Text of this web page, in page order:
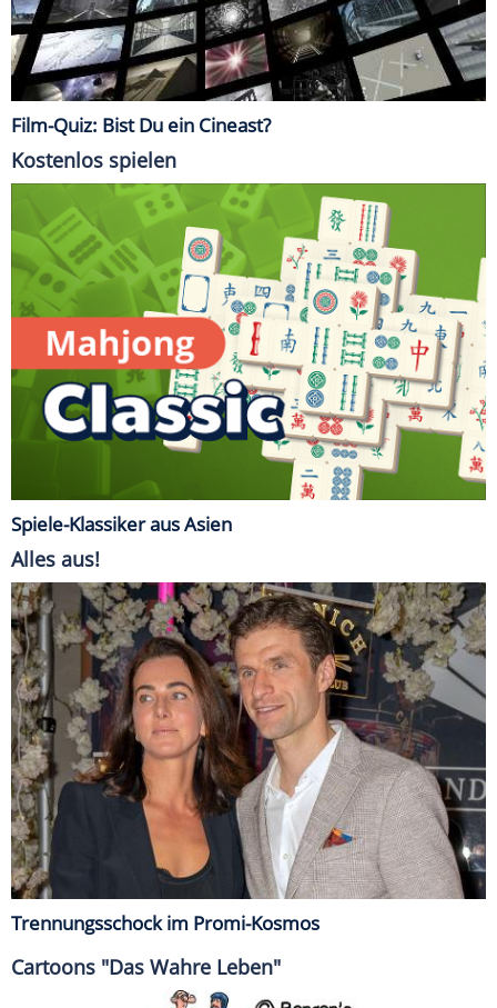
Film-Quiz: Bist Du ein Cineast?
Kostenlos spielen
Spiele-Klassiker aus Asien
Alles aus!
Trennungsschock im Promi-Kosmos
Cartoons "Das Wahre Leben"